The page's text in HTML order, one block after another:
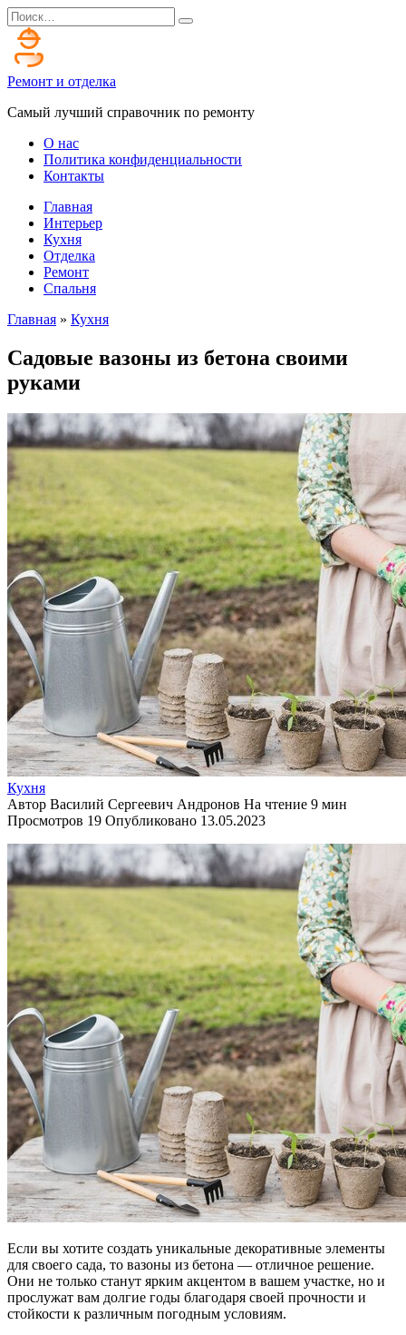
Перейти
к
содержанию
Search
for:
Ремонт и отделка
Самый лучший справочник по ремонту
О нас
Политика конфиденциальности
Контакты
Главная
Интерьер
Кухня
Отделка
Ремонт
Спальня
Главная » Кухня
Садовые вазоны из бетона своими
руками
Кухня
Автор Василий Сергеевич Андронов На чтение 9 мин
Просмотров 19 Опубликовано 13.05.2023
Если вы хотите создать уникальные декоративные элементы
для своего сада, то вазоны из бетона — отличное решение.
Они не только станут ярким акцентом в вашем участке, но и
прослужат вам долгие годы благодаря своей прочности и
стойкости к различным погодным условиям.